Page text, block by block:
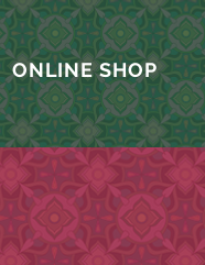
ONLINE SHOP